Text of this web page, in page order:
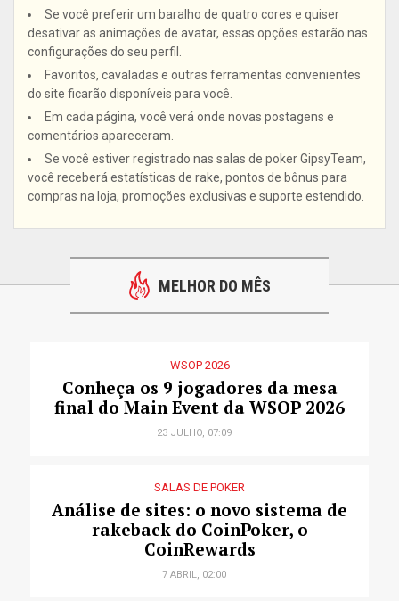
Se você preferir um baralho de quatro cores e quiser
desativar as animações de avatar, essas opções estarão nas
configurações do seu perfil.
Favoritos, cavaladas e outras ferramentas convenientes
do site ficarão disponíveis para você.
Em cada página, você verá onde novas postagens e
comentários apareceram.
Se você estiver registrado nas salas de poker GipsyTeam,
você receberá estatísticas de rake, pontos de bônus para
compras na loja, promoções exclusivas e suporte estendido.
MELHOR DO MÊS
WSOP 2026
Conheça os 9 jogadores da mesa
final do Main Event da WSOP 2026
23 JULHO, 07:09
SALAS DE POKER
Análise de sites: o novo sistema de
rakeback do CoinPoker, o
CoinRewards
7 ABRIL, 02:00